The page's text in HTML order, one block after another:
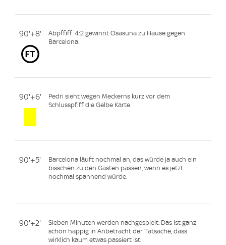
90'+8'
Abpffiff. 4:2 gewinnt Osasuna zu Hause gegen
Barcelona.
90'+6'
Pedri sieht wegen Meckerns kurz vor dem
Schlusspfiff die Gelbe Karte.
90'+5'
Barcelona läuft nochmal an, das würde ja auch ein
bisschen zu den Gästen passen, wenn es jetzt
nochmal spannend würde.
90'+2'
Sieben Minuten werden nachgespielt. Das ist ganz
schön happig in Anbetracht der Tatsache, dass
wirklich kaum etwas passiert ist.